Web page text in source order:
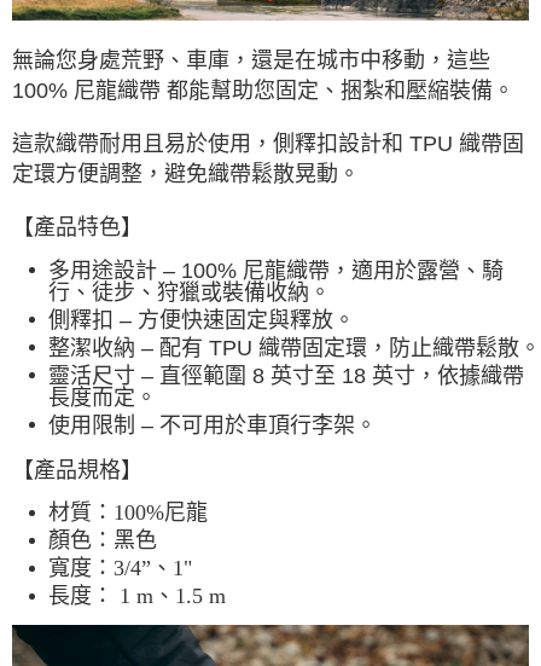
每筆NT$60，滿NT$490(含以上)免運費
7-11取貨付款
每筆NT$60，滿NT$490(含以上)免運費
付款後7-11取貨
每筆NT$60，滿NT$490(含以上)免運費
宅配
離島宅配
每筆NT$80，滿NT$490(含以上)免運費
付款後門市自取
免運費
無論您身處荒野、車庫，還是在城市中移動，這些
100% 尼龍織帶 都能幫助您固定、捆紮和壓縮裝備。
這款織帶耐用且易於使用，側釋扣設計和 TPU 織帶固
定環方便調整，避免織帶鬆散晃動。
【產品特色】
多用途設計 – 100% 尼龍織帶，適用於露營、騎
行、徒步、狩獵或裝備收納。
側釋扣 – 方便快速固定與釋放 。
整潔收納 – 配有 TPU 織帶固定環，防止織帶鬆散 。
靈活尺寸 – 直徑範圍 8 英寸至 18 英寸，依據織帶
長度而定 。
使用限制 – 不可用於車頂行李架 。
【產品規格】
材質：100%尼龍
顏色：黑色
寬度：3/4”、1"
長度： 1 m、1.5 m